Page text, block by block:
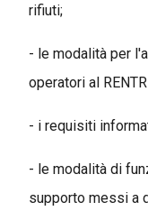
rifiuti;
- le modalità per
operatori al
- i requisiti
- le modalità di
supporto messi a